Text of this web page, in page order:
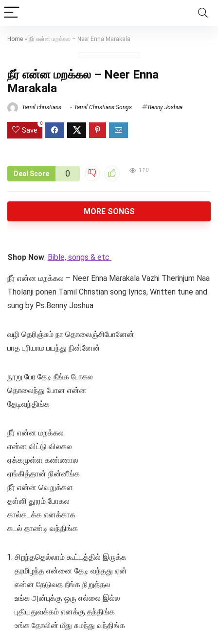
Home » நீர் என்ன மறக்கல – Neer Enna Marakala
நீர் என்ன மறக்கல – Neer Enna
Marakala
Tamil christians Tamil Christians Songs Benny Joshua
Save
0
Deal Score 0 110
MORE SONGS
Shop Now: Bible, songs & etc
நீர் என்ன மறக்கல – Neer Enna Marakala Vazhi Therinjum Naa
Tholanji ponen Tamil Christian song lyrics, Written tune and
sung by Ps.Benny Joshua
வழி தெரிஞ்சும் நா தொலைஞ்சிபோனேன்
பாத புரியாம பயந்து நின்னேன்
நூறு பேர தேடி நீங்க போகல
தொலைந்து போன என்ன
தேடிவந்திங்க
நீர் என்ன மறக்கல
என்ன விட்டு விலகல
ஏக்கமுள்ள கண்ணால
ஏங்கித்தான் நின்னீங்க
நீர் என்ன வெறுக்கள
தள்ளி தூரம் போகல
கால்கடக்க எனக்காக
கடல் தாண்டி வந்திங்க
சிறந்ததெல்லாம் கூட்டத்தில் இருக்க
தரமிழந்த என்னை தேடி வந்தது ஏன்
என்ன தேடுவத நீங்க நிறுத்தல
உங்க அன்புக்கு ஒரு எல்லை இல்ல
புதியதுவக்கம் எனக்கு தந்திங்க
உங்க தோலின் மீது சுமந்து வந்திங்க